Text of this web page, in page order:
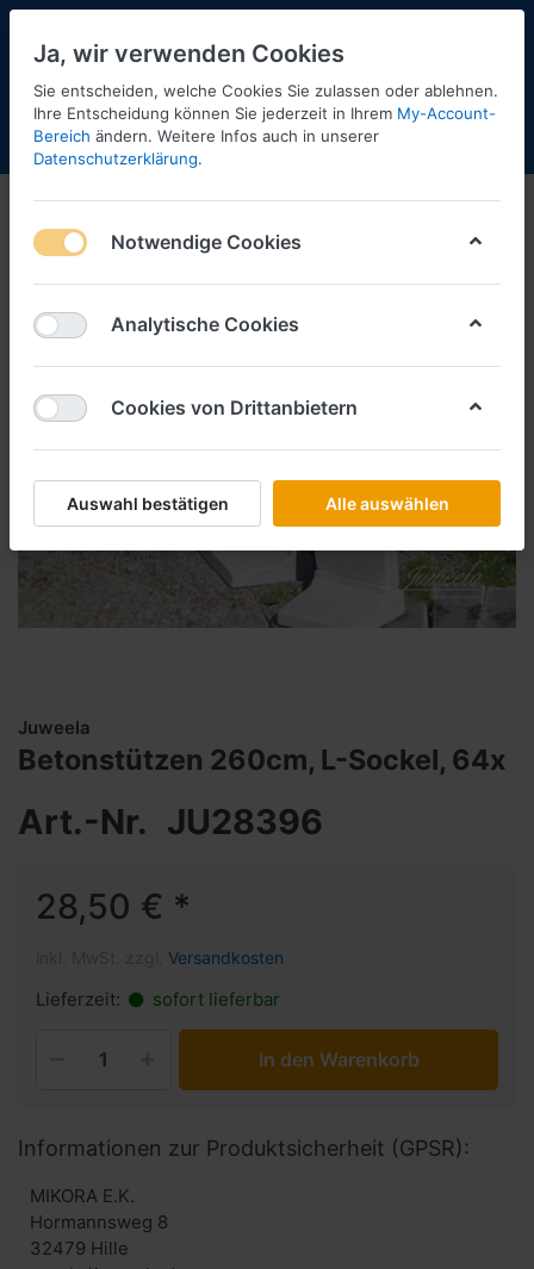
Menü Anmelden Shopaktualisierung
Juweela
Betonstützen 260cm, L-Sockel, 64x
Art.-Nr. JU28396
28,50 € *
Versandkosten
Lieferzeit: sofort lieferbar
In den Warenkorb
Informationen zur Produktsicherheit (GPSR):
MIKORA E.K.
Hormannsweg 8
32479 Hille
Ja, wir verwenden Cookies
Sie entscheiden, welche Cookies Sie zulassen oder ablehnen.
Ihre Entscheidung können Sie jederzeit in Ihrem My-Account-
Bereich ändern. Weitere Infos auch in unserer
Datenschutzerklärung.
Notwendige Cookies
Analytische Cookies
Cookies von Drittanbietern
Auswahl bestätigen Alle auswählen